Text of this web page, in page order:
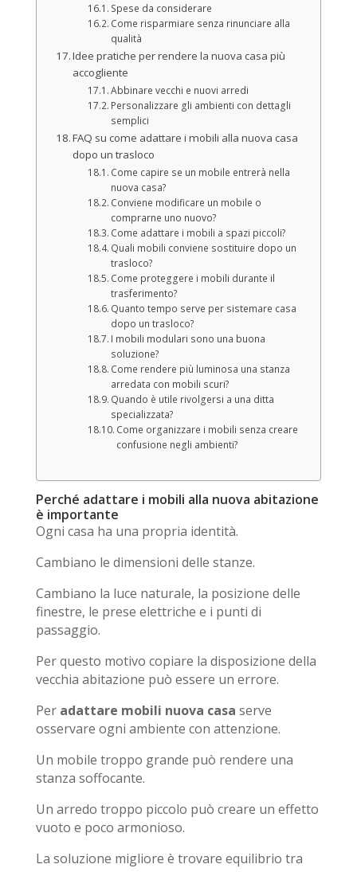
Spese da considerare
Come risparmiare senza rinunciare alla
qualità
Idee pratiche per rendere la nuova casa più
accogliente
Abbinare vecchi e nuovi arredi
Personalizzare gli ambienti con dettagli
semplici
FAQ su come adattare i mobili alla nuova casa
dopo un trasloco
Come capire se un mobile entrerà nella
nuova casa?
Conviene modificare un mobile o
comprarne uno nuovo?
Come adattare i mobili a spazi piccoli?
Quali mobili conviene sostituire dopo un
trasloco?
Come proteggere i mobili durante il
trasferimento?
Quanto tempo serve per sistemare casa
dopo un trasloco?
I mobili modulari sono una buona
soluzione?
Come rendere più luminosa una stanza
arredata con mobili scuri?
Quando è utile rivolgersi a una ditta
specializzata?
Come organizzare i mobili senza creare
confusione negli ambienti?
Perché adattare i mobili alla nuova abitazione
è importante
Ogni casa ha una propria identità.
Cambiano le dimensioni delle stanze.
Cambiano la luce naturale, la posizione delle
finestre, le prese elettriche e i punti di
passaggio.
Per questo motivo copiare la disposizione della
vecchia abitazione può essere un errore.
Per adattare mobili nuova casa serve
osservare ogni ambiente con attenzione.
Un mobile troppo grande può rendere una
stanza soffocante.
Un arredo troppo piccolo può creare un effetto
vuoto e poco armonioso.
La soluzione migliore è trovare equilibrio tra